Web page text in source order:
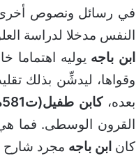
في رسائل ونصوص
النفس مدخلا لدراسة
ابن باجه يوليه اهتماما
وقواها، ليدشِّن بذلك
بعده،كابن طفيل(ت581ه/1185م
القرون الوسطى. فما
كان ابن باجه مجرد شارح